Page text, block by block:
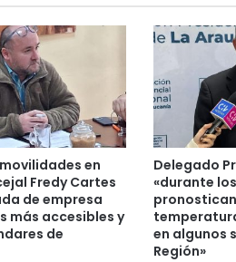
en
Fredy Cartes
de empresa
más accesibles y
de
Delegado
«durante
en algunos
Región»